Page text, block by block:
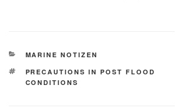
KATEGORIEN
MARINE NOTIZEN
SCHLAGWÖRTER
PRECAUTIONS IN POST FLOOD
CONDITIONS